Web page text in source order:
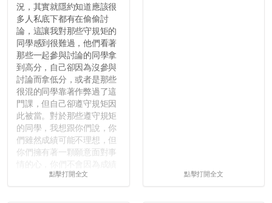
況，其實就隱約知道應該很
多人私底下都有在偷偷討
論，這讓我對那些守規矩的
同學感到很難過，他們看著
那些一起參與討論的同學拿
到高分，自己卻因為沒參與
討論而拿低分，或者是那些
很混的同學靠著作弊過了這
門課，但自己卻遵守規矩因
此被當。對於那些遵守規矩
的同學，我想跟你們說，你
們雖然成績可能不理想，但
你們擁有著一顆願意面對事
壓力而選擇逃避(作弊)，在
點擊打開全文 點擊打開全文